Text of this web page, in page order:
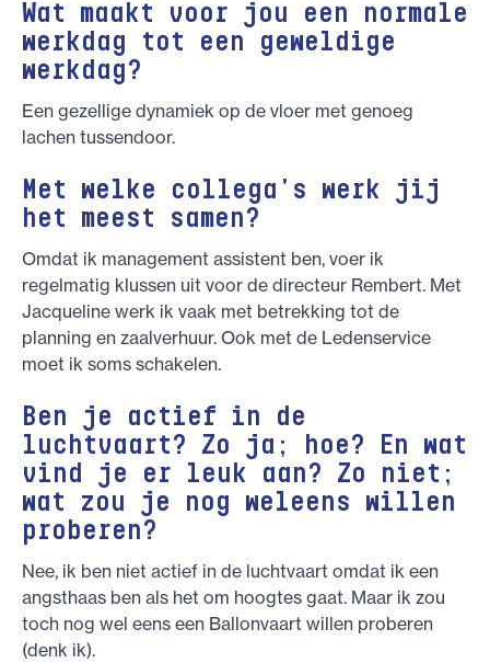
Wat maakt voor jou een normale
werkdag tot een geweldige
werkdag?
Een gezellige dynamiek op de vloer met genoeg
lachen tussendoor.
Met welke collega's werk jij
het meest samen?
Omdat ik management assistent ben, voer ik
regelmatig klussen uit voor de directeur Rembert. Met
Jacqueline werk ik vaak met betrekking tot de
planning en zaalverhuur. Ook met de Ledenservice
moet ik soms schakelen.
Ben je actief in de
luchtvaart? Zo ja; hoe? En wat
vind je er leuk aan? Zo niet;
wat zou je nog weleens willen
proberen?
Nee, ik ben niet actief in de luchtvaart omdat ik een
angsthaas ben als het om hoogtes gaat. Maar ik zou
toch nog wel eens een Ballonvaart willen proberen
(denk ik).